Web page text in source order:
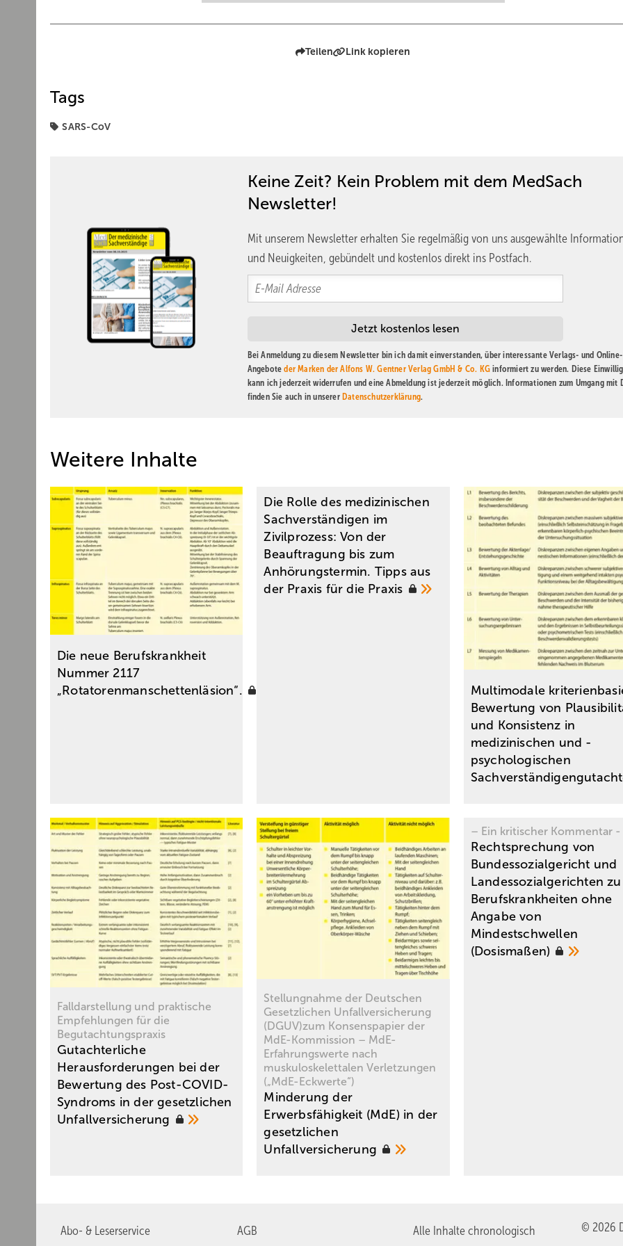
Teilen Link kopieren
Tags
SARS-CoV
Keine Zeit? Kein Problem mit dem MedSach
Newsletter!
Mit unserem Newsletter erhalten Sie regelmäßig von uns ausgewählte
und Neuigkeiten, gebündelt und kostenlos direkt ins Postfach.
Bei Anmeldung zu diesem Newsletter bin ich damit einverstanden, über interessante Verlags- und Online-
Angeboteder Marken der Alfons W. Gentner Verlag GmbH & Co. KG informiert zu werden. Diese
kann ich jederzeit widerrufen und eine Abmeldung ist jederzeit möglich. Informationen zum Umgang mit
finden Sie auch in unserer Datenschutzerklärung.
Weitere Inhalte
Die neue Berufskrankheit
Nummer 2117
„Rotatorenmanschettenläsion“.
Die Rolle des medizinischen
Sachverständigen im
Zivilprozess: Von der
Beauftragung bis zum
Anhörungstermin. Tipps aus
der Praxis für die Praxis
Multimodale
Bewertung von
und Konsistenz in
medizinischen und ­
psychologischen
Falldarstellung und praktische
Empfehlungen für die
Begutachtungspraxis
Gutachterliche
Herausforderungen bei der
Bewertung des Post-COVID-
Syndroms in der gesetzlichen
Unfall­versicherung
Stellungnahme der Deutschen
Gesetzlichen Unfallversicherung
(DGUV)zum Konsenspapier der
MdE-Kommission – MdE-
Erfahrungswerte nach
muskuloskelettalen Verletzungen
(„MdE-Eckwerte“)
Minderung der
Erwerbsfähigkeit (MdE) in der
gesetzlichen
Unfallversicherung
– Ein kritischer Kommentar -
Rechtsprechung von
Bundessozialgericht und
Landessozialgerichten zu
Berufskrankheiten ohne
Angabe von
Mindestschwellen
(Dosismaßen)
Abo- & Leserservice AGB Alle Inhalte chronologisch © 2026